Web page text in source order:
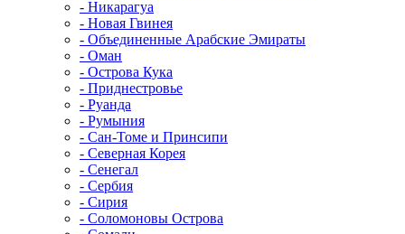
- Никарагуа
- Новая Гвинея
- Объединенные Арабские Эмираты
- Оман
- Острова Кука
- Приднестровье
- Руанда
- Румыния
- Сан-Томе и Принсипи
- Северная Корея
- Сенегал
- Сербия
- Сирия
- Соломоновы Острова